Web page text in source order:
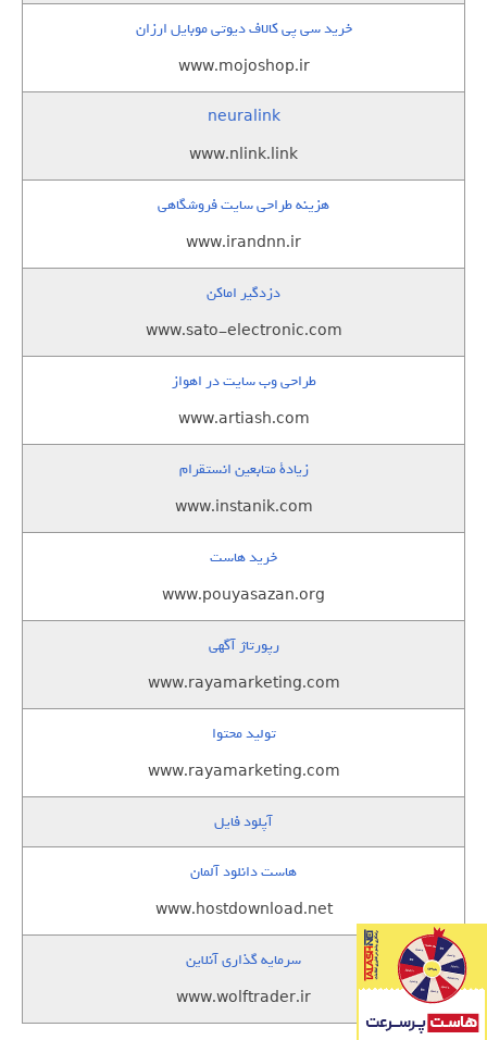
خرید سی پی کالاف دیوتی موبایل ارزان
www.mojoshop.ir
neuralink
www.nlink.link
هزینه طراحی سایت فروشگاهی
www.irandnn.ir
دزدگیر اماکن
www.sato-electronic.com
طراحی وب سایت در اهواز
www.artiash.com
زيادة متابعين انستقرام
www.instanik.com
خرید هاست
www.pouyasazan.org
رپورتاژ آگهی
www.rayamarketing.com
تولید محتوا
www.rayamarketing.com
آپلود فایل
هاست دانلود آلمان
www.hostdownload.net
سرمایه گذاری آنلاین
www.wolftrader.ir